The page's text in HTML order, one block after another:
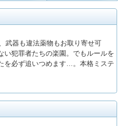
武器も違法薬物もお取り寄せ可
い犯罪者たちの楽園。でもルールを
を必ず追いつめます…。本格ミステ